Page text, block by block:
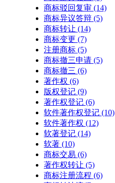
商标驳回复审 (14)
商标异议答辩 (5)
商标转让 (14)
商标变更 (7)
注册商标 (5)
商标撤三申请 (5)
商标撤三 (6)
著作权 (6)
版权登记 (9)
著作权登记 (6)
软件著作权登记 (10)
软件著作权 (12)
软著登记 (14)
软著 (10)
商标交易 (6)
著作权转让 (5)
商标注册流程 (6)